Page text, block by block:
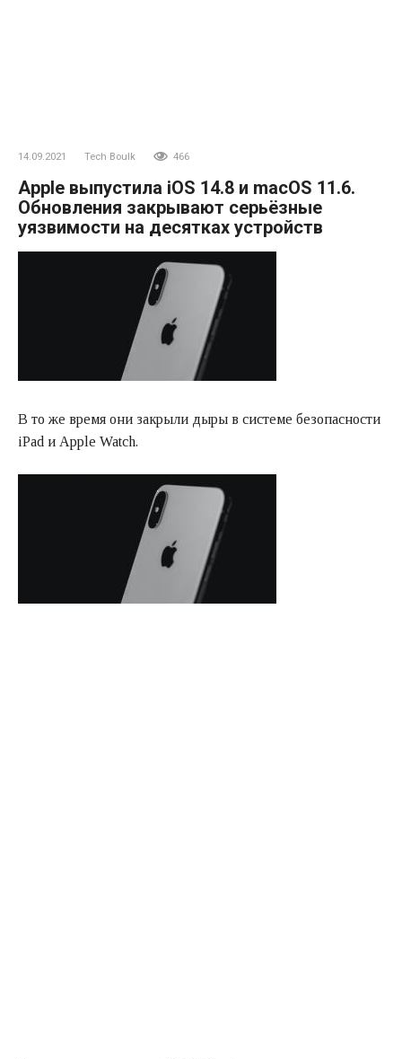
14.09.2021 Tech Boulk 466
Apple выпустила iOS 14.8 и macOS 11.6.
Обновления закрывают серьёзные
уязвимости на десятках устройств
В то же время они закрыли дыры в системе безопасности
iPad и Apple Watch.